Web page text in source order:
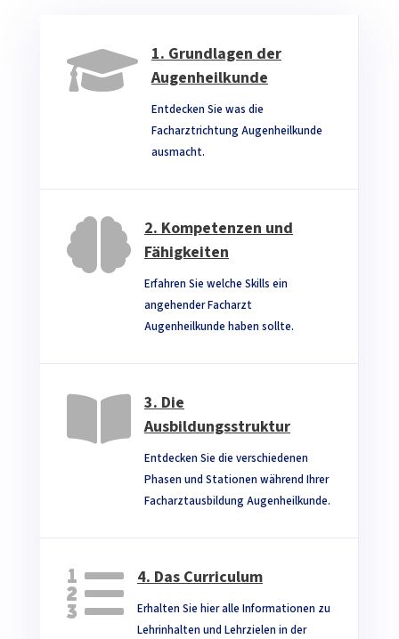

1. Grundlagen der
Augenheilkunde
Entdecken Sie was die
Facharztrichtung Augenheilkunde
ausmacht.

2. Kompetenzen und
Fähigkeiten
Erfahren Sie welche Skills ein
angehender Facharzt
Augenheilkunde haben sollte.

3. Die
Ausbildungsstruktur
Entdecken Sie die verschiedenen
Phasen und Stationen während Ihrer
Facharztausbildung Augenheilkunde.
 4. Das Curriculum
Erhalten Sie hier alle Informationen zu
Lehrinhalten und Lehrzielen in der